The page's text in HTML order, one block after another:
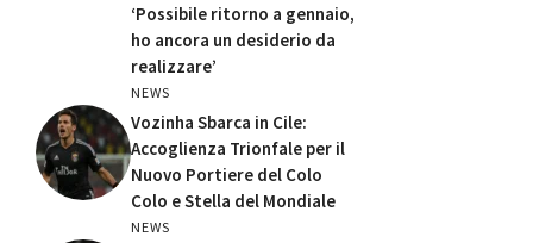
‘Possibile ritorno a gennaio,
ho ancora un desiderio da
realizzare’
NEWS
Vozinha Sbarca in Cile:
Accoglienza Trionfale per il
Nuovo Portiere del Colo
Colo e Stella del Mondiale
NEWS